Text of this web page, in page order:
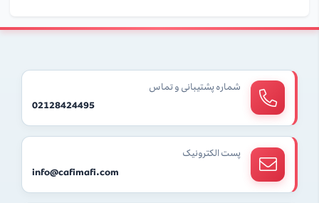
شماره پشتیبانی و تماس
02128424495
پست الکترونیک
info@cafimafi.com